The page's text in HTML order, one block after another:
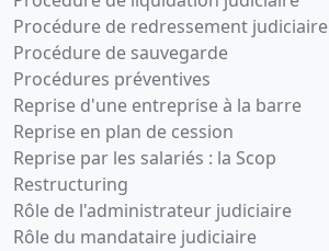
Procédure de redressement judiciaire
Procédure de sauvegarde
Procédures préventives
Reprise d'une entreprise à la barre
Reprise en plan de cession
Reprise par les salariés : la Scop
Restructuring
Rôle de l'administrateur judiciaire
Rôle du mandataire judiciaire